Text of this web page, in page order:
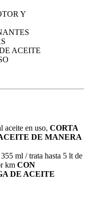
Y
ACEITE
en uso, CORTA
DE MANERA
ml / trata hasta 5 lt de
km CON
DE ACEITE